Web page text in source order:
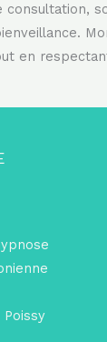
en
Poissy